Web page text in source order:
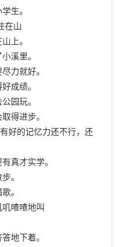
生。
在山
上。
溪里。
力就好。
成绩。
园玩。
得进步。
好的记忆力还不行，还
真才实学。
。
。
喳喳地叫
地下着。